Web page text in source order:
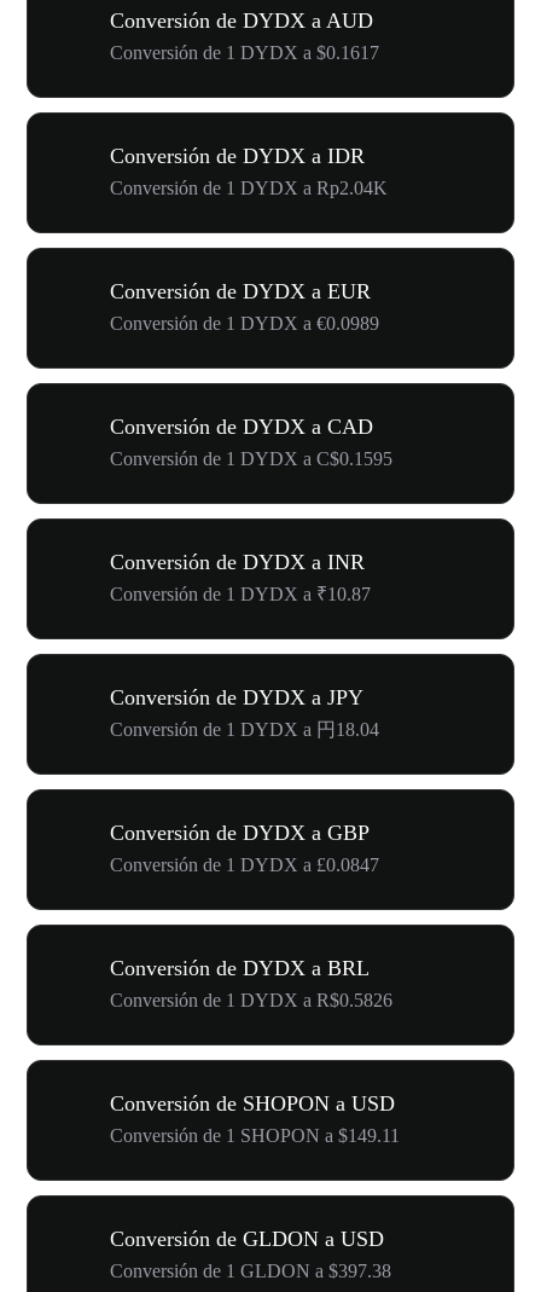
Conversión de DYDX a AUD
Conversión de 1 DYDX a $0.1617
Conversión de DYDX a IDR
Conversión de 1 DYDX a Rp2.04K
Conversión de DYDX a EUR
Conversión de 1 DYDX a €0.0989
Conversión de DYDX a CAD
Conversión de 1 DYDX a C$0.1595
Conversión de DYDX a INR
Conversión de 1 DYDX a ₹10.87
Conversión de DYDX a JPY
Conversión de 1 DYDX a 円18.04
Conversión de DYDX a GBP
Conversión de 1 DYDX a £0.0847
Conversión de DYDX a BRL
Conversión de 1 DYDX a R$0.5826
Conversión de SHOPON a USD
Conversión de 1 SHOPON a $149.11
Conversión de GLDON a USD
Conversión de 1 GLDON a $397.38